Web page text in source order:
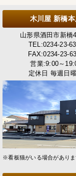
木川屋 新橋
山形県酒田市新橋
TEL:0234-23-
FAX:0234-23-
営業:9:00～
定休日 毎週日
※看板猫がいる場合があり